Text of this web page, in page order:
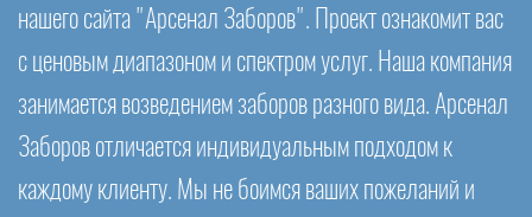
нашего сайта "Арсенал Заборов". Проект ознакомит вас
с ценовым диапазоном и спектром услуг. Наша компания
занимается возведением заборов разного вида. Арсенал
Заборов отличается индивидуальным подходом к
каждому клиенту. Мы не боимся ваших пожеланий и